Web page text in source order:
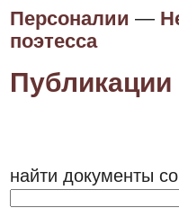
Персоналии —
поэтесса
Публикации
найти документы